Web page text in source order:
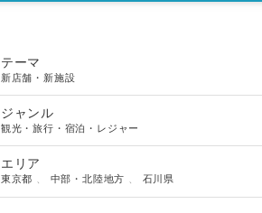
テーマ
新店舗・新施設
ジャンル
観光・旅行・宿泊・レジャー
エリア
東京都 中部・北陸地方 石川県